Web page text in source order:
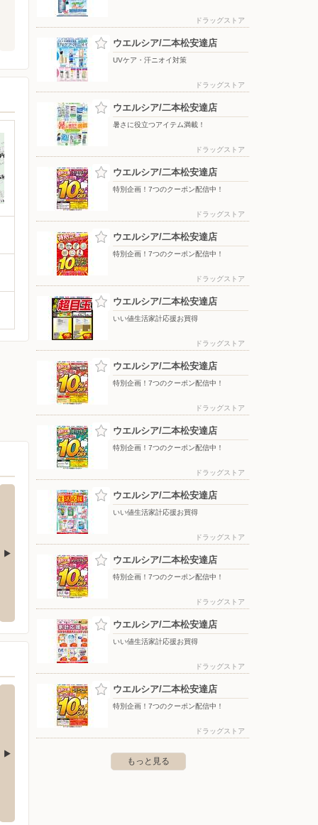
クスリのアオキ/松川店
〒960-1241 福島県福島市松川町字鼓ケ岡3-2
ドラッグストア
ウエルシア/二本松安達店
UVケア・汗ニオイ対策
ドラッグストア
ウエルシア/二本松安達店
暑さに役立つアイテム満載！
ドラッグストア
ウエルシア/二本松安達店
特別企画！7つのクーポン配信中！
ドラッグストア
ウエルシア/二本松安達店
特別企画！7つのクーポン配信中！
ドラッグストア
ウエルシア/二本松安達店
いい値生活家計応援お買得
ドラッグストア
ウエルシア/二本松安達店
特別企画！7つのクーポン配信中！
ドラッグストア
ウエルシア/二本松安達店
特別企画！7つのクーポン配信中！
ドラッグストア
ウエルシア/二本松安達店
いい値生活家計応援お買得
ドラッグストア
ウエルシア/二本松安達店
特別企画！7つのクーポン配信中！
ドラッグストア
ウエルシア/二本松安達店
いい値生活家計応援お買得
ドラッグストア
ウエルシア/二本松安達店
特別企画！7つのクーポン配信中！
ドラッグストア
もっと見る